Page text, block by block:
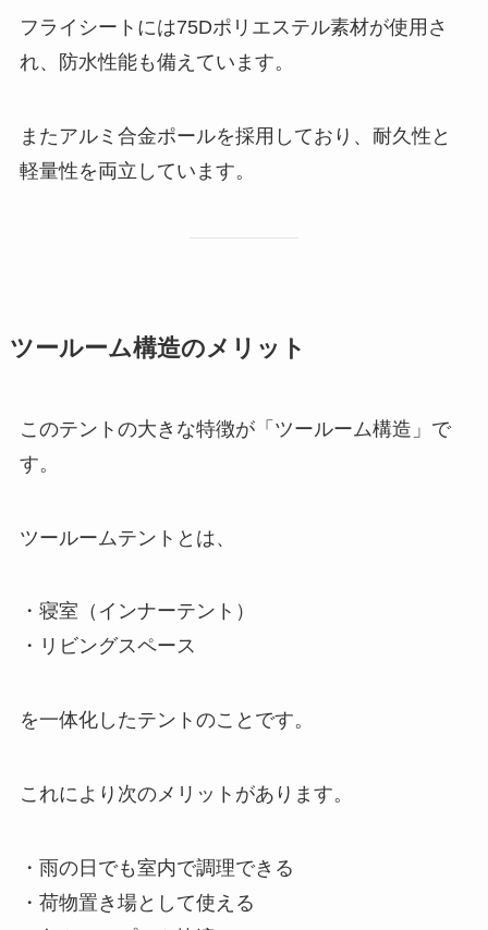
フライシートには75Dポリエステル素材が使用さ
れ、防水性能も備えています。
またアルミ合金ポールを採用しており、耐久性と
軽量性を両立しています。
ツールーム構造のメリット
このテントの大きな特徴が「ツールーム構造」で
す。
ツールームテントとは、
・寝室（インナーテント）
・リビングスペース
を一体化したテントのことです。
これにより次のメリットがあります。
・雨の日でも室内で調理できる
・荷物置き場として使える